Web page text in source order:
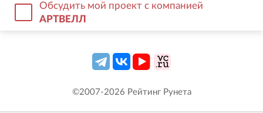
Обсудить мой проект с компанией
АРТВЕЛЛ
©2007-2026 Рейтинг Рунета